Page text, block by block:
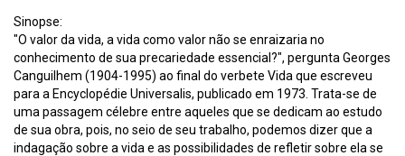
Sinopse:
"O valor da vida, a vida como valor não se enraizaria no
conhecimento de sua precariedade essencial?", pergunta Georges
Canguilhem (1904-1995) ao final do verbete Vida que escreveu
para a Encyclopédie Universalis, publicado em 1973. Trata-se de
uma passagem célebre entre aqueles que se dedicam ao estudo
de sua obra, pois, no seio de seu trabalho, podemos dizer que a
indagação sobre a vida e as possibilidades de refletir sobre ela se